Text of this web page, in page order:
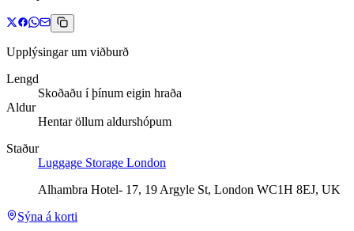
Upplýsingar um viðburð
Lengd
Skoðaðu í þínum eigin hraða
Aldur
Hentar öllum aldurshópum
Staður
Luggage Storage London
Alhambra Hotel- 17, 19 Argyle St, London WC1H 8EJ, UK
Sýna á korti